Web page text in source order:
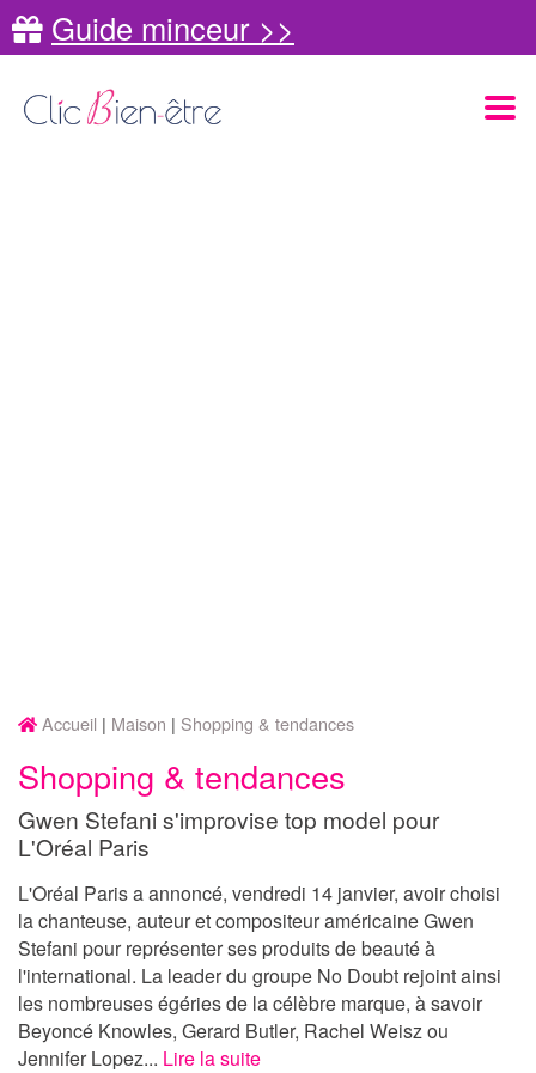
Guide minceur >>
Accueil Maison Shopping & tendances
Shopping & tendances
Gwen Stefani s'improvise top model pour
L'Oréal Paris
L'Oréal Paris a annoncé, vendredi 14 janvier, avoir choisi
la chanteuse, auteur et compositeur américaine Gwen
Stefani pour représenter ses produits de beauté à
l'international. La leader du groupe No Doubt rejoint ainsi
les nombreuses égéries de la célèbre marque, à savoir
Beyoncé Knowles, Gerard Butler, Rachel Weisz ou
Jennifer Lopez... Lire la suite